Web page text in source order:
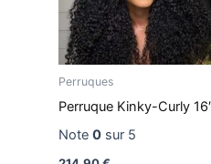
Perruques
Perruque Kinky-Curly
Note 0sur 5